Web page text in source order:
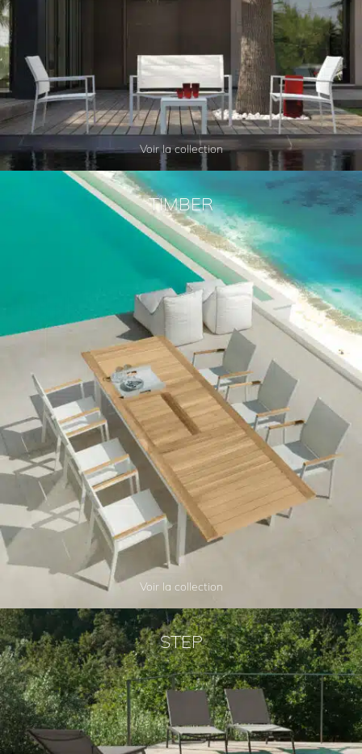
Voir la collection
TIMBER
Voir la collection
STEP